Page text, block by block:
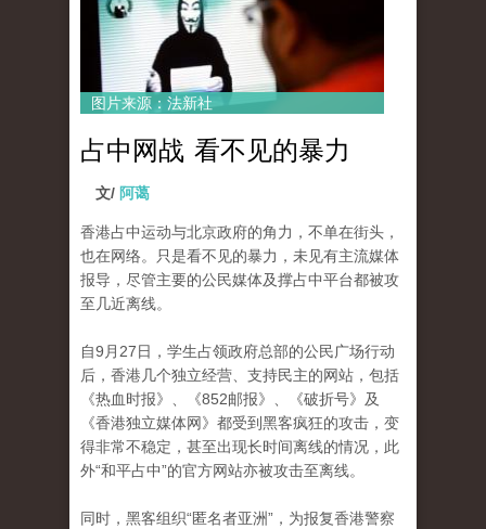
图片来源：法新社
占中网战 看不见的暴力
文/ 阿蔼
香港占中运动与北京政府的角力，不单在街头，
也在网络。
只是看不见的暴力，未见有主流媒体
报导，尽管主要的公民媒体及撑占中平台都被攻
至几近离线。
自9月27日，学生占领政府总部的公民广场行动
后，香​​港几个独立经营、支持民主的网站，包括
《热血时报》、《852邮报》、《破折号》及
《香港独立媒体网》都受到黑客疯狂的攻击，变
得非常不稳定，甚至出现长时间离线的情况，此
外“和平占中”的官方网站亦被攻击至离线。
同时，黑客组织“匿名者亚洲”，为报复香港警察